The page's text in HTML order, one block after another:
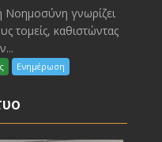
Νοημοσύνη γνωρίζει
τομείς, καθιστώντας
Ενημέρωση